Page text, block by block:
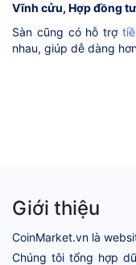
Vĩnh cửu, Hợp đồng
Sàn cũng có hỗ trợ
nhau, giúp dễ dàng
Giới thiệu
CoinMarket.vn là
Chúng tôi tổng hợp